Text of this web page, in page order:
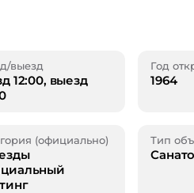
выезд
12:00, выезд
Год
1964
(официально) Тип